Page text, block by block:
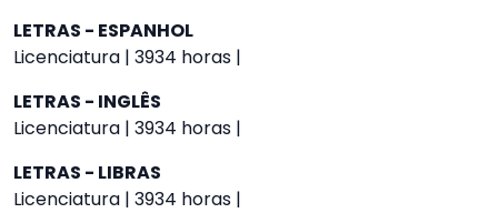
LETRAS - ESPANHOL
Licenciatura | 3934 horas |
LETRAS - INGLÊS
Licenciatura | 3934 horas |
LETRAS - LIBRAS
Licenciatura | 3934 horas |